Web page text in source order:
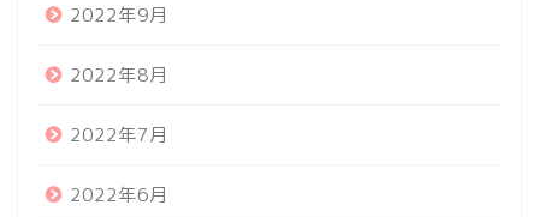
2022年9月
2022年8月
2022年7月
2022年6月